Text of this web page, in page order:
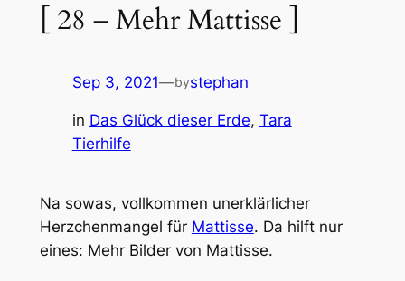
[ 28 – Mehr Mattisse ]
Sep 3, 2021—bystephan
in Das Glück dieser Erde, Tara
Tierhilfe
Na sowas, vollkommen unerklärlicher
Herzchenmangel für Mattisse. Da hilft nur
eines: Mehr Bilder von Mattisse.